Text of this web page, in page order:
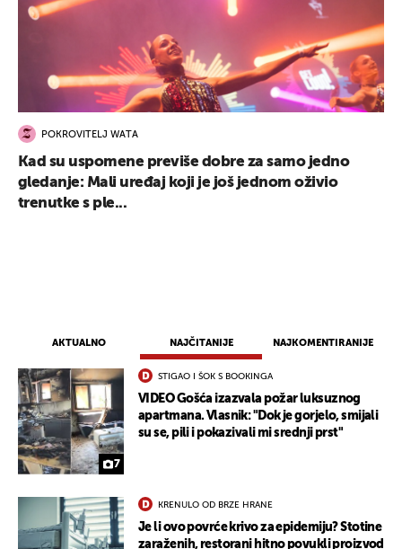
AKTUALNO NAJČITANIJE NAJKOMENTIRANIJE
7
STIGAO I ŠOK S BOOKINGA
VIDEO Gošća izazvala požar luksuznog
apartmana. Vlasnik: "Dok je gorjelo, smijali
su se, pili i pokazivali mi srednji prst"
KRENULO OD BRZE HRANE
Je li ovo povrće krivo za epidemiju? Stotine
zaraženih, restorani hitno povukli proizvod
POKROVITELJ WATA
Kad su uspomene previše dobre za samo jedno
gledanje: Mali uređaj koji je još jednom oživio
trenutke s ple...